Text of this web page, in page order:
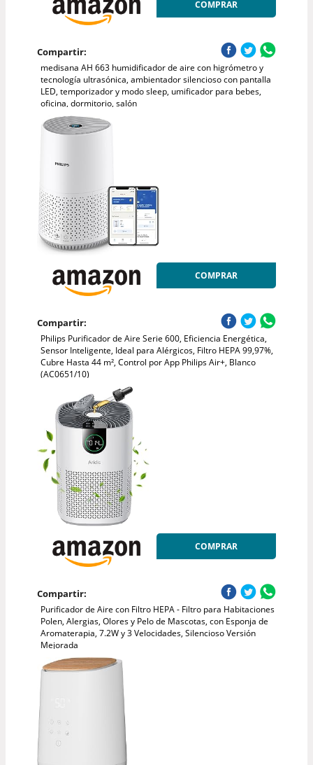
COMPRAR
Compartir:
medisana AH 663 humidificador de aire con higrómetro y
tecnología ultrasónica, ambientador silencioso con pantalla
LED, temporizador y modo sleep, umificador para bebes,
oficina, dormitorio, salón
COMPRAR
Compartir:
Philips Purificador de Aire Serie 600, Eficiencia Energética,
Sensor Inteligente, Ideal para Alérgicos, Filtro HEPA 99,97%,
Cubre Hasta 44 m², Control por App Philips Air+, Blanco
(AC0651/10)
COMPRAR
Compartir:
Purificador de Aire con Filtro HEPA - Filtro para Habitaciones
Polen, Alergias, Olores y Pelo de Mascotas, con Esponja de
Aromaterapia, 7.2W y 3 Velocidades, Silencioso Versión
Mejorada